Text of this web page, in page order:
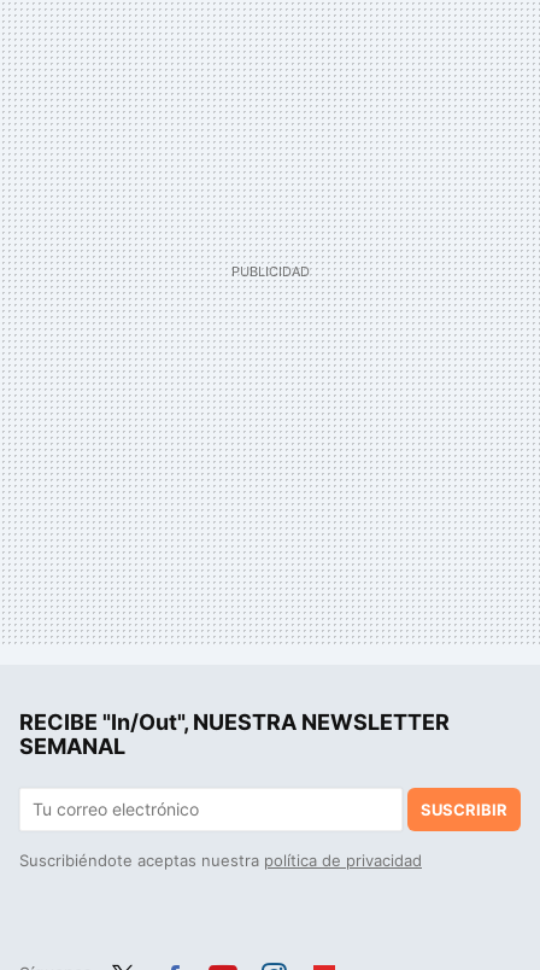
RECIBE "In/Out", NUESTRA NEWSLETTER
SEMANAL
SUSCRIBIR
Suscribiéndote aceptas nuestra política de privacidad